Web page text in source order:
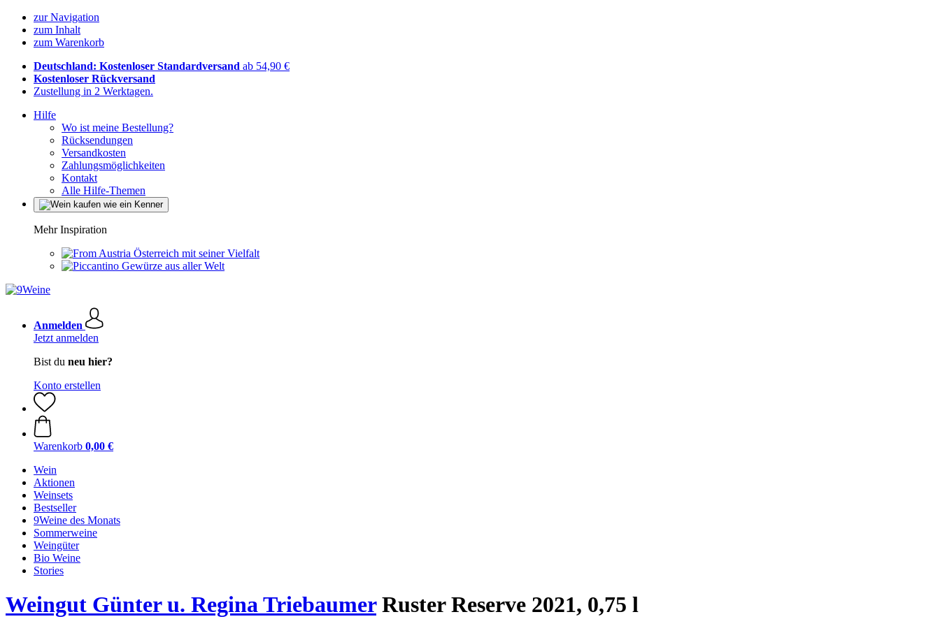
zur Navigation
zum Inhalt
zum Warenkorb
Deutschland: Kostenloser Standardversand ab 54,90 €
Kostenloser Rückversand
Zustellung in 2 Werktagen.
Hilfe
Wo ist meine Bestellung?
Rücksendungen
Versandkosten
Zahlungsmöglichkeiten
Kontakt
Alle Hilfe-Themen
Mehr Inspiration
Österreich mit seiner Vielfalt
Gewürze aus aller Welt
Anmelden
Jetzt anmelden
Bist du neu hier?
Konto erstellen
Warenkorb 0,00 €
Wein
Aktionen
Weinsets
Bestseller
9Weine des Monats
Sommerweine
Weingüter
Bio Weine
Stories
Weingut Günter u. Regina TriebaumerRuster Reserve 2021, 0,75 l